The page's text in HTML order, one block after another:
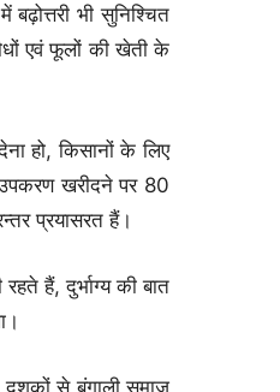
भी सुनिश्चित
एवं फूलों की खेती के
हो, किसानों के लिए
खरीदने पर 80
प्रयासरत हैं।
हैं, दुर्भाग्य की बात
से बंगाली समाज